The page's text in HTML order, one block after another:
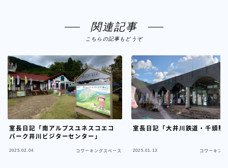
関連記事
こちらの記事もどうぞ
室長日記「南アルプスユネスコエコ
パーク井川ビジターセンター」
2025.02.04 コワーキングスペース
室長日記「大井川鉄道・千頭駅
2025.01.13 コワーキング